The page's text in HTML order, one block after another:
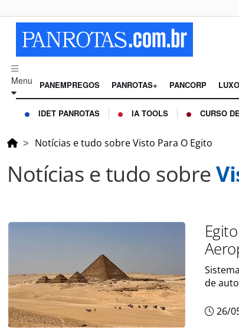
Menu PANEMPREGOS PANROTAS+ PANCORP LUXO
IDET PANROTAS IA TOOLS CURSO
Notícias e tudo sobre Visto Para O Egito
Notícias e tudo sobre
de
26/